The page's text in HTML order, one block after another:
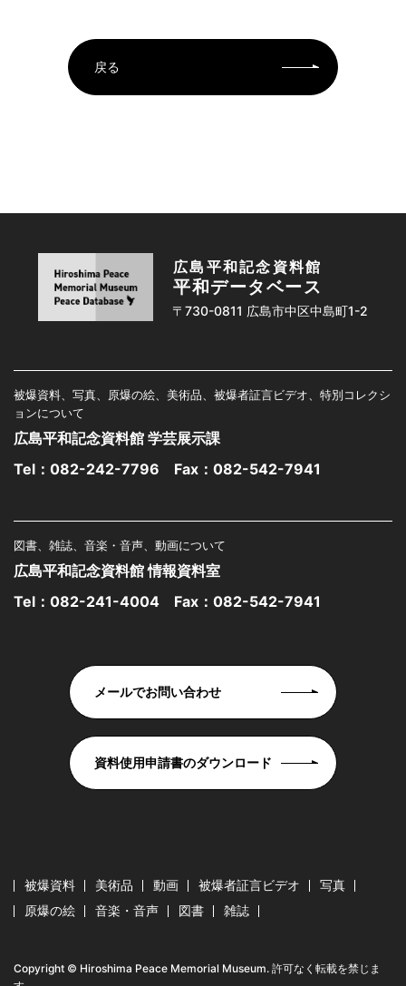
戻る
広島平和記念資料館
平和データベース
〒730-0811 広島市中区中島町1-2
被爆資料、写真、原爆の絵、美術品、被爆者証言ビデオ、特別コレクシ
ョンについて
広島平和記念資料館 学芸展示課
Tel： 082-242-7796 Fax：082-542-7941
図書、雑誌、音楽・音声、動画について
広島平和記念資料館 情報資料室
Tel： 082-241-4004 Fax：082-542-7941
メールでお問い合わせ
資料使用申請書のダウンロード
被爆資料 美術品 動画 被爆者証言ビデオ
写真
原爆の絵
音楽・音声 図書 雑誌
Copyright © Hiroshima Peace Memorial Museum. 許可なく転載を禁じま